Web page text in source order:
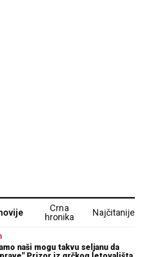
Crna
hronika
Najčitanije
naši mogu takvu seljanu da